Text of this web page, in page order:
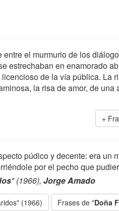
el murmurio de los
estrechaban en enamorado
de la vía pública. La
la risa de amor, de una
púdico y decente: era un
por el pecho que
" (1966), Jorge Amado
(1966) Frases de "Doña